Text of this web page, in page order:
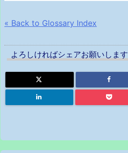
« Back to Glossary Index
よろしければシェアお願いします